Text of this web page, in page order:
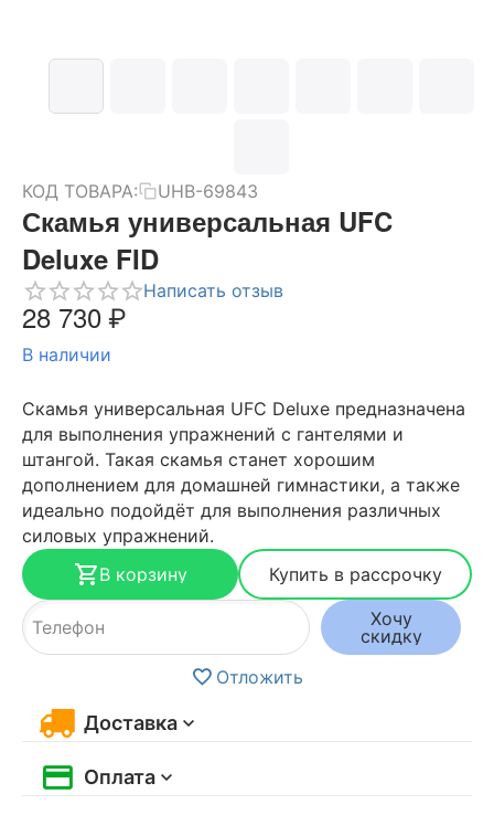
КОД ТОВАРА: UHB-69843
Скамья универсальная UFC
Deluxe FID
Написать отзыв
28 730₽
В наличии
Скамья универсальная UFC Deluxe предназначена
для выполнения упражнений с гантелями и
штангой. Такая скамья станет хорошим
дополнением для домашней гимнастики, а также
идеально подойдёт для выполнения различных
силовых упражнений.
В корзину
Купить в рассрочку
Хочу
скидку
Отложить
Доставка
Оплата